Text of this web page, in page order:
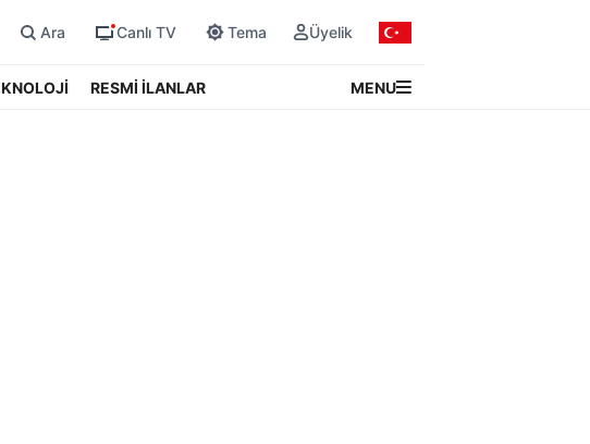
Ara Canlı TV Tema Üyelik
RESMİ İLANLAR MENU